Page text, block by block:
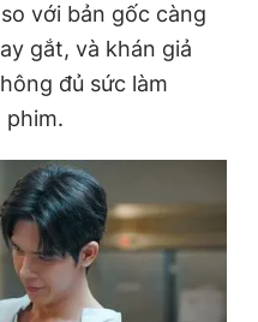
với bản gốc càng
gắt, và khán giả
đủ sức làm
phim.